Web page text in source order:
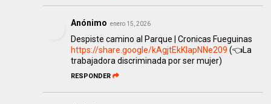
Anónimo enero 15, 2026
Despiste camino al Parque | Cronicas Fueguinas
https://share.google/kAgjtEkKlapNNe209 (👈La
trabajadora discriminada por ser mujer)
RESPONDER